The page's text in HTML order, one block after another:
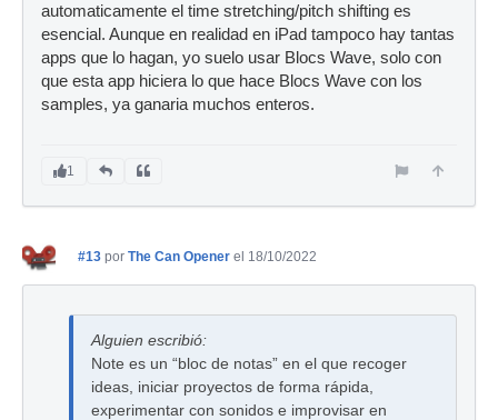
automaticamente el time stretching/pitch shifting es
esencial. Aunque en realidad en iPad tampoco hay tantas
apps que lo hagan, yo suelo usar Blocs Wave, solo con
que esta app hiciera lo que hace Blocs Wave con los
samples, ya ganaria muchos enteros.
1
#13 por The Can Opener el 18/10/2022
Alguien escribió:
Note es un “bloc de notas” en el que recoger
ideas, iniciar proyectos de forma rápida,
experimentar con sonidos e improvisar en